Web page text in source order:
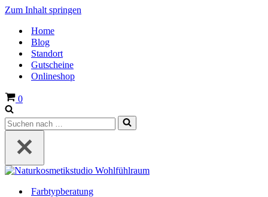
Zum Inhalt springen
Home
Blog
Standort
Gutscheine
Onlineshop
Warenkorb
0
Suchen
nach …
Farbtypberatung